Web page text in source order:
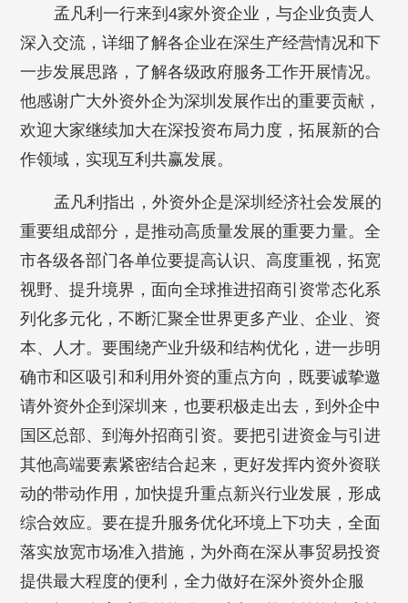
孟凡利一行来到4家外资企业，与企业负责人
深入交流，详细了解各企业在深生产经营情况和下
一步发展思路，了解各级政府服务工作开展情况。
他感谢广大外资外企为深圳发展作出的重要贡献，
欢迎大家继续加大在深投资布局力度，拓展新的合
作领域，实现互利共赢发展。
孟凡利指出，外资外企是深圳经济社会发展的
重要组成部分，是推动高质量发展的重要力量。全
市各级各部门各单位要提高认识、高度重视，拓宽
视野、提升境界，面向全球推进招商引资常态化系
列化多元化，不断汇聚全世界更多产业、企业、资
本、人才。要围绕产业升级和结构优化，进一步明
确市和区吸引和利用外资的重点方向，既要诚挚邀
请外资外企到深圳来，也要积极走出去，到外企中
国区总部、到海外招商引资。要把引进资金与引进
其他高端要素紧密结合起来，更好发挥内资外资联
动的带动作用，加快提升重点新兴行业发展，形成
综合效应。要在提升服务优化环境上下功夫，全面
落实放宽市场准入措施，为外商在深从事贸易投资
提供最大程度的便利，全力做好在深外资外企服